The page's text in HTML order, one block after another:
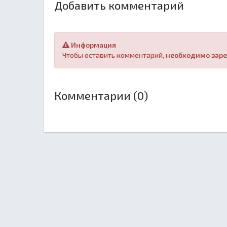
Добавить комментарий
Информация
Чтобы оставить комментарий, необходимо
Комментарии (0)